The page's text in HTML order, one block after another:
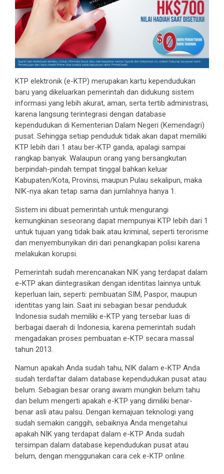
KTP elektronik (e-KTP) merupakan kartu kependudukan
baru yang dikeluarkan pemerintah dan didukung sistem
informasi yang lebih akurat, aman, serta tertib administrasi,
karena langsung terintegrasi dengan database
kependudukan di Kementerian Dalam Negeri (Kemendagri)
pusat. Sehingga setiap penduduk tidak akan dapat memiliki
KTP lebih dari 1 atau ber-KTP ganda, apalagi sampai
rangkap banyak. Walaupun orang yang bersangkutan
berpindah-pindah tempat tinggal bahkan keluar
Kabupaten/Kota, Provinsi, maupun Pulau sekalipun, maka
NIK-nya akan tetap sama dan jumlahnya hanya 1.
Sistem ini dibuat pemerintah untuk mengurangi
kemungkinan seseorang dapat mempunyai KTP lebih dari 1
untuk tujuan yang tidak baik atau kriminal, seperti terorisme
dan menyembunyikan diri dari penangkapan polisi karena
melakukan korupsi.
Pemerintah sudah merencanakan NIK yang terdapat dalam
e-KTP akan diintegrasikan dengan identitas lainnya untuk
keperluan lain, seperti: pembuatan SIM, Paspor, maupun
identitas yang lain. Saat ini sebagian besar penduduk
Indonesia sudah memiliki e-KTP yang tersebar luas di
berbagai daerah di Indonesia, karena pemerintah sudah
mengadakan proses pembuatan e-KTP secara massal
tahun 2013.
Namun apakah Anda sudah tahu, NIK dalam e-KTP Anda
sudah terdaftar dalam database kependudukan pusat atau
belum. Sebagian besar orang awam mungkin belum tahu
dan belum mengerti apakah e-KTP yang dimiliki benar-
benar asli atau palsu. Dengan kemajuan teknologi yang
sudah semakin canggih, sebaiknya Anda mengetahui
apakah NIK yang terdapat dalam e-KTP Anda sudah
tersimpan dalam database kependudukan pusat atau
belum, dengan menggunakan cara cek e-KTP online.